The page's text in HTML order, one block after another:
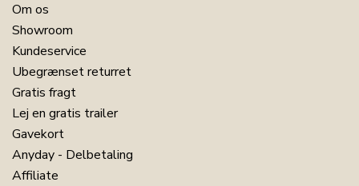
Om os
Showroom
Kundeservice
Ubegrænset returret
Gratis fragt
Lej en gratis trailer
Gavekort
Anyday - Delbetaling
Affiliate